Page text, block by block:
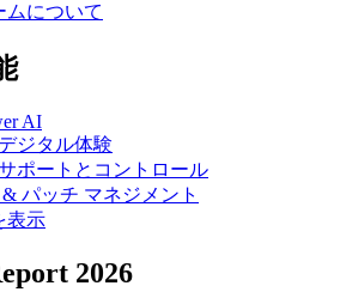
ムについて
AI
ジタル体験
ポートとコントロール
パッチ マネジメント
表示
2026